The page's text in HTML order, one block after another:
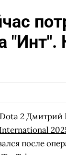
"Инт".
2 Дмитрий
после